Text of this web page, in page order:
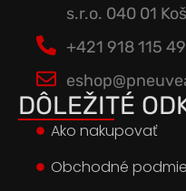
s.r.o. 040 01
+421 918 115
DÔLEŽITÉ
Ako nakupovať
Obchodné